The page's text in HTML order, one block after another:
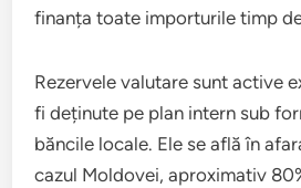
finanța toate importurile timp
Rezervele valutare sunt active
fi deținute pe plan intern sub
băncile locale. Ele se află în
cazul Moldovei, aproximativ